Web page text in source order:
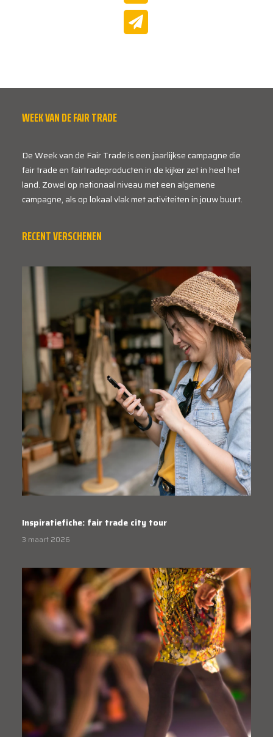
WEEK VAN DE FAIR TRADE
De Week van de Fair Trade is een jaarlijkse campagne die
fair trade en fairtradeproducten in de kijker zet in heel het
land. Zowel op nationaal niveau met een algemene
campagne, als op lokaal vlak met activiteiten in jouw buurt.
RECENT VERSCHENEN
Inspiratiefiche: fair trade city tour
3 maart 2026